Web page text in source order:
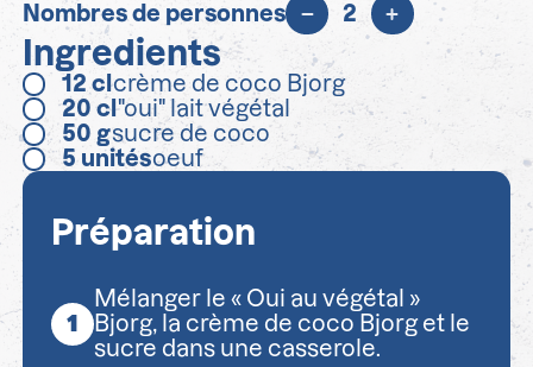
Nombres de personnes 2
Ingredients
12 clcrème de coco Bjorg
20 cl"oui" lait végétal
50 gsucre de coco
5 unitésoeuf
Préparation
Mélanger le « Oui au végétal »
Bjorg, la crème de coco Bjorg et le
sucre dans une casserole.